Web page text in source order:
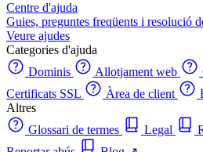
Centre d'ajuda
Guies, preguntes freqüents i resolució
Veure ajudes
Categories d'ajuda
Dominis
Allotjament web
Certificats SSL
Àrea de client
Altres
Glossari de termes
Legal